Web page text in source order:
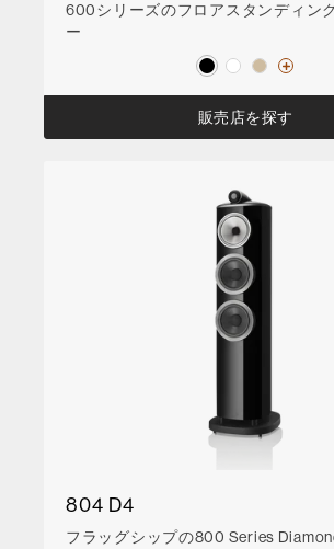
600シリーズのフロアスタンディン
ー
販売店を探す
804 D4
フラッグシップの800 Series